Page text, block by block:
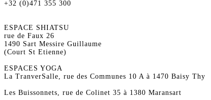
+32 (0)471 355 300
ESPACE SHIATSU
rue de Faux 26
1490 Sart Messire Guillaume
(Court St Etienne)
ESPACES YOGA
La TranverSalle, rue des Communes 10 A à 1470 Baisy Thy
Les Buissonnets, rue de Colinet 35 à 1380 Maransart